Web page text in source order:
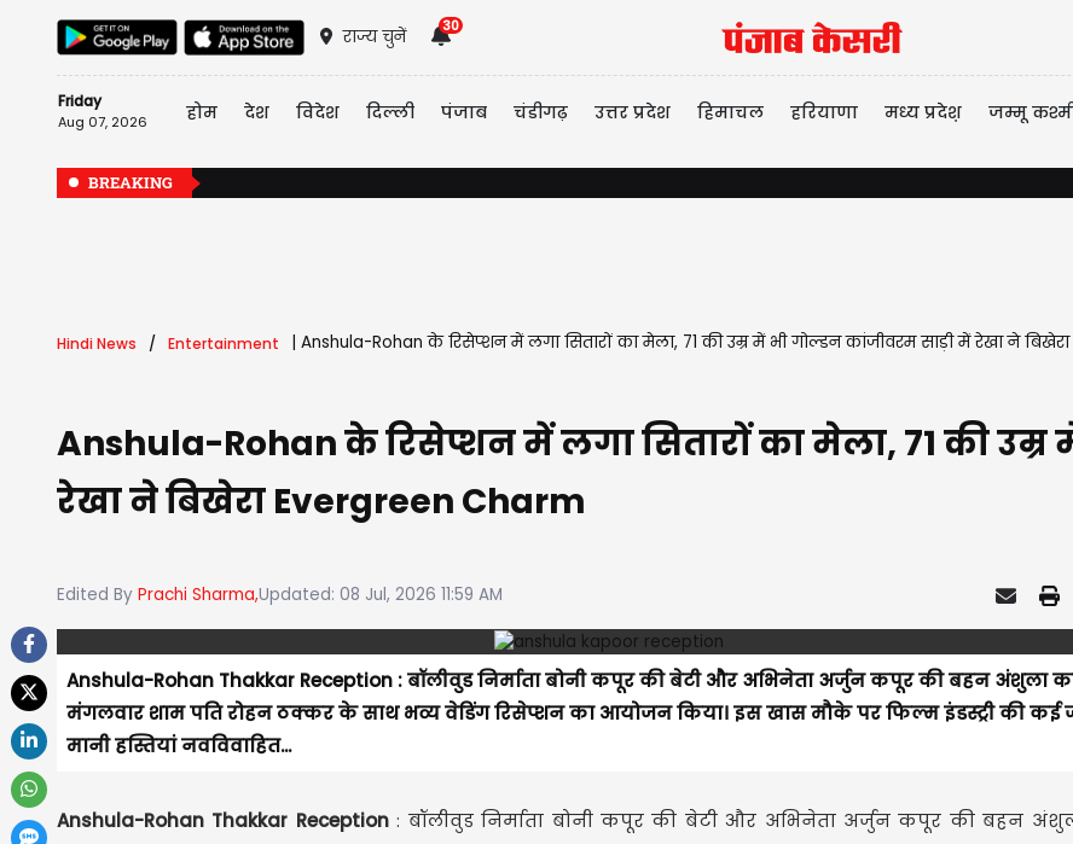
राज्य चुनें
30
Friday
Aug 07, 2026 होम देश विदेश दिल्ली पंजाब चंडीगढ़ उत्तर प्रदेश हिमाचल हरियाणा मध्य प्रदेश़ जम्मू
BREAKING
Hindi News Entertainment Anshula-Rohan के रिसेप्शन में लगा सितारों का मेला, 71 की उम्र में भी गोल्डन कांजीवरम साड़ी में रेखा ने
Anshula-Rohan के रिसेप्शन में लगा सितारों का मेला, 71 की उम्र
रेखा ने बिखेरा Evergreen Charm
Edited By Prachi Sharma,Updated: 08 Jul, 2026 11:59 AM
Anshula-Rohan Thakkar Reception : बॉलीवुड निर्माता बोनी कपूर की बेटी और अभिनेता अर्जुन कपूर की बहन अंशुला
मंगलवार शाम पति रोहन ठक्कर के साथ भव्य वेडिंग रिसेप्शन का आयोजन किया। इस खास मौके पर फिल्म इंडस्ट्री की कई
मानी हस्तियां नवविवाहित...
Anshula-Rohan Thakkar Reception: बॉलीवुड निर्माता बोनी कपूर की बेटी और अभिनेता अर्जुन कपूर की बहन